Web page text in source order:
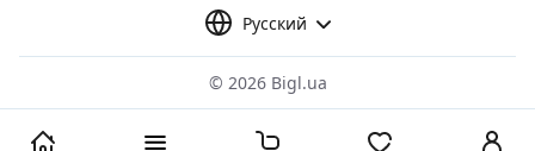
Русский
© 2026 Bigl.ua